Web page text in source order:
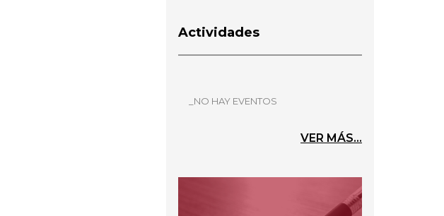
Actividades
_NO HAY EVENTOS
VER MÁS...